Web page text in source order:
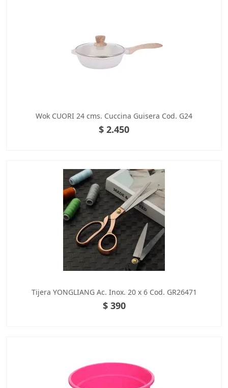
Wok CUORI 24 cms. Cuccina Guisera Cod. G24
$ 2.450
Tijera YONGLIANG Ac. Inox. 20 x 6 Cod. GR26471
$ 390